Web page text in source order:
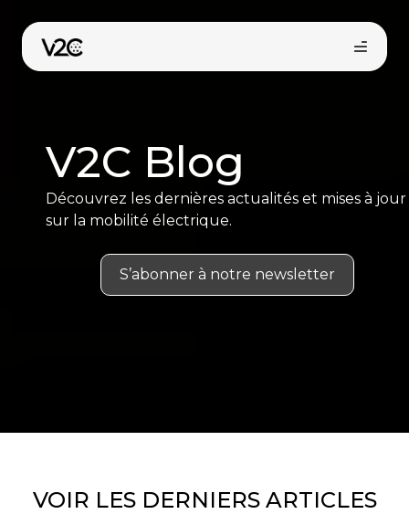
contenu
Boutique en ligne
V2C Blog
Découvrez les dernières actualités et mises à jour
sur la mobilité électrique.
S’abonner à notre newsletter
VOIR LES DERNIERS ARTICLES